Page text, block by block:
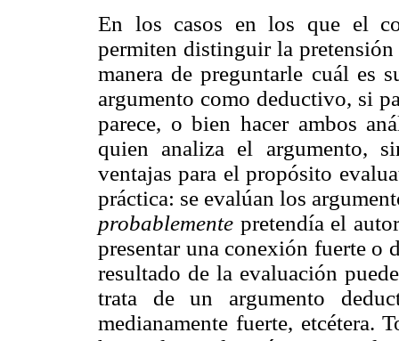
En los casos en los que el
permiten distinguir la
manera de preguntarle cuál es
argumento como deductivo, si
parece, o bien hacer ambos
quien analiza el argumento,
ventajas para el propósito
práctica: se evalúan los
probablemente pretendía el
presentar una conexión fuerte o
resultado de la evaluación
trata de un argumento
medianamente fuerte, etcétera.